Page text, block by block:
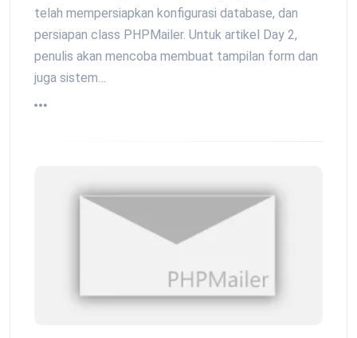
telah mempersiapkan konfigurasi database, dan
persiapan class PHPMailer. Untuk artikel Day 2,
penulis akan mencoba membuat tampilan form dan
juga sistem…